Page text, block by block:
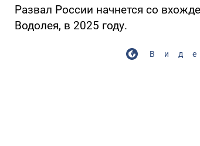
Развал России начнется со
Водолея, в 2025 году.